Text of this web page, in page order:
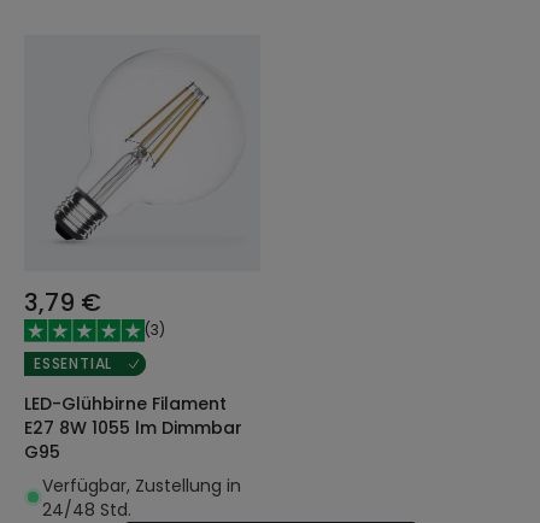
3,79 €
(3)
ESSENTIAL
LED-Glühbirne Filament
E27 8W 1055 lm Dimmbar
G95
Verfügbar, Zustellung in
24/48 Std.